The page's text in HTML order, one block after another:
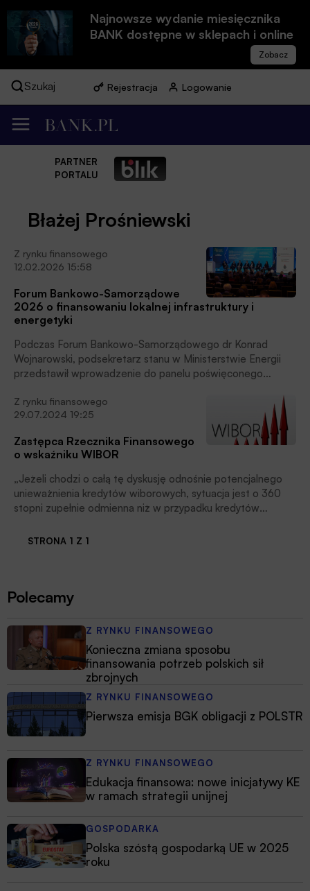
Najnowsze wydanie miesięcznika
BANK dostępne w sklepach i online
Szukaj Rejestracja Logowanie
PARTNER
PORTALU
Błażej Prośniewski
Z rynku finansowego
12.02.2026 15:58
Forum Bankowo-Samorządowe
2026 o finansowaniu lokalnej infrastruktury i
energetyki
Podczas Forum Bankowo-Samorządowego dr Konrad
Wojnarowski, podsekretarz stanu w Ministerstwie Energii
przedstawił wprowadzenie do panelu poświęconego
Z rynku finansowego
29.07.2024 19:25
Zastępca Rzecznika Finansowego
o wskaźniku WIBOR
„Jeżeli chodzi o całą tę dyskusję odnośnie potencjalnego
unieważnienia kredytów wiborowych, sytuacja jest o 360
stopni zupełnie odmienna niż w przypadku kredytów
Ziemowit Bagłajewski, zastępca Rzecznika Finansowego
kwestionowaniem umów na kredyty złotowe opartych o
wskaźnik referencyjny WIBOR.
STRONA 1 Z 1
Polecamy
Z RYNKU FINANSOWEGO
Konieczna zmiana sposobu
finansowania potrzeb polskich sił
zbrojnych
Z RYNKU FINANSOWEGO
Pierwsza emisja BGK obligacji z POLSTR
Z RYNKU FINANSOWEGO
Edukacja finansowa: nowe inicjatywy KE
w ramach strategii unijnej
GOSPODARKA
Polska szóstą gospodarką UE w 2025
roku